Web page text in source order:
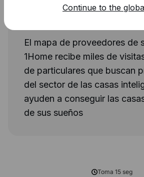
Obtenga visibilidad en el
El mapa de proveedores de
1Home recibe miles de
de particulares que buscan
del sector de las casas
ayuden a conseguir las
de sus sueños
Continue to the